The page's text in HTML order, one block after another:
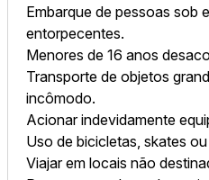
Embarque de pessoas sob
entorpecentes.
Menores de 16 anos
Transporte de objetos
incômodo.
Acionar indevidamente
Uso de bicicletas, skates ou
Viajar em locais não